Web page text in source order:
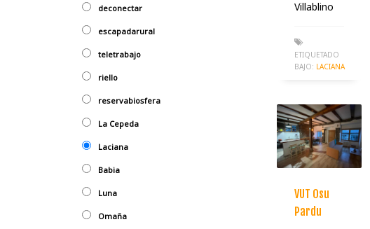
Villablino
ETIQUETADO
BAJO: LACIANA
VUT Osu
Pardu
deconectar
escapadarural
teletrabajo
riello
reservabiosfera
La Cepeda
Laciana
Babia
Luna
Omaña